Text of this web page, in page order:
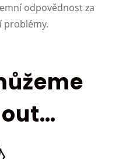
odpovědnost za
problémy.